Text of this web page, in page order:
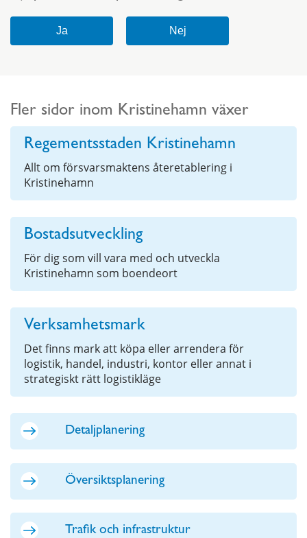
Fler sidor inom Kristinehamn växer
Regementsstaden Kristinehamn
Allt om försvarsmaktens återetablering i
Kristinehamn
Bostadsutveckling
För dig som vill vara med och utveckla
Kristinehamn som boendeort
Verksamhetsmark
Det finns mark att köpa eller arrendera för
logistik, handel, industri, kontor eller annat i
strategiskt rätt logistikläge
Detaljplanering
Översiktsplanering
Trafik och infrastruktur